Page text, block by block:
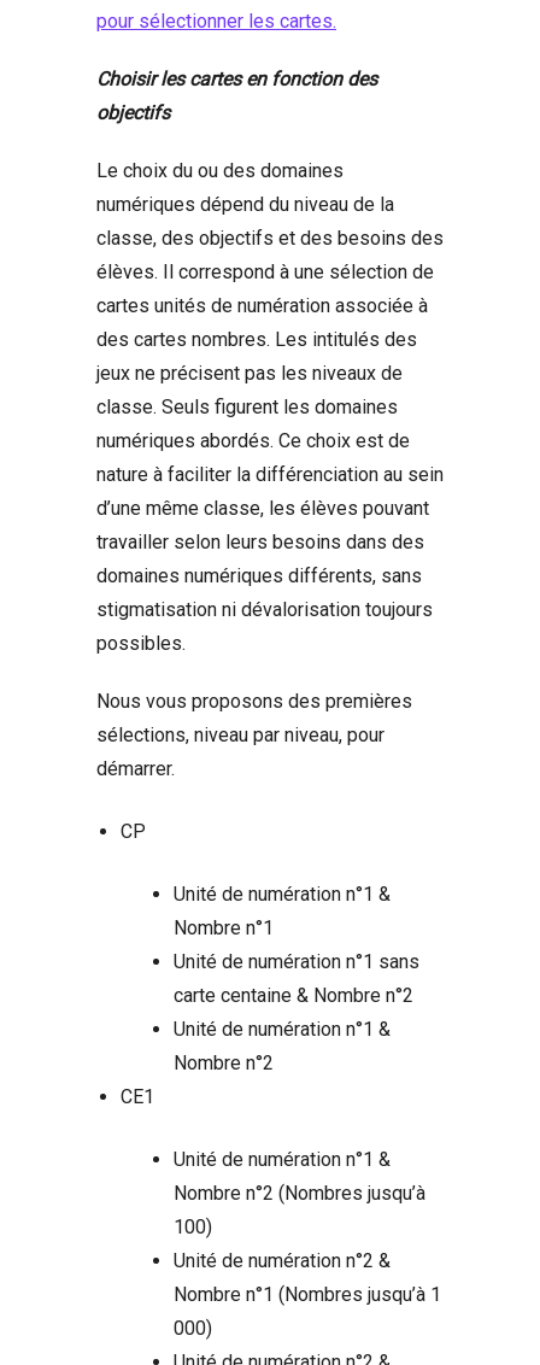
pour sélectionner les cartes.
Choisir les cartes en fonction des
objectifs
Le choix du ou des domaines
numériques dépend du niveau de la
classe, des objectifs et des besoins des
élèves. Il correspond à une sélection de
cartes unités de numération associée à
des cartes nombres. Les intitulés des
jeux ne précisent pas les niveaux de
classe. Seuls figurent les domaines
numériques abordés. Ce choix est de
nature à faciliter la différenciation au sein
d’une même classe, les élèves pouvant
travailler selon leurs besoins dans des
domaines numériques différents, sans
stigmatisation ni dévalorisation toujours
possibles.
Nous vous proposons des premières
sélections, niveau par niveau, pour
démarrer.
CP
Unité de numération n°1 &
Nombre n°1
Unité de numération n°1 sans
carte centaine & Nombre n°2
Unité de numération n°1 &
Nombre n°2
CE1
Unité de numération n°1 &
Nombre n°2 (Nombres jusqu’à
100)
Unité de numération n°2 &
Nombre n°1 (Nombres jusqu’à 1
000)